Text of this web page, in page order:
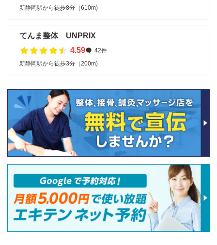
新静岡駅から徒歩8分（610m)
てんま整体 UNPRIX
4.59
42件
新静岡駅から徒歩3分（200m)